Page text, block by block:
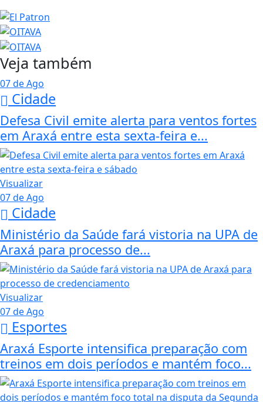
Veja também
07 de Ago
Cidade
Defesa Civil emite alerta para ventos fortes
em Araxá entre esta sexta-feira e...
Visualizar
07 de Ago
Cidade
Ministério da Saúde fará vistoria na UPA de
Araxá para processo de...
Visualizar
07 de Ago
Esportes
Araxá Esporte intensifica preparação com
treinos em dois períodos e mantém foco...